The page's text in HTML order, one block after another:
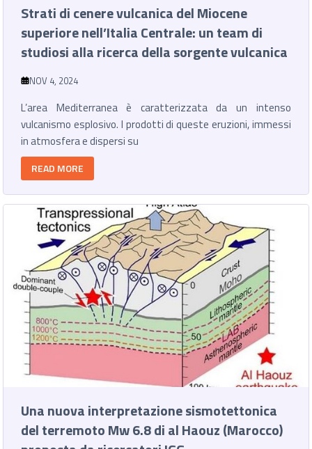
Strati di cenere vulcanica del Miocene
superiore nell’Italia Centrale: un team di
studiosi alla ricerca della sorgente vulcanica
NOV 4, 2024
L’area Mediterranea è caratterizzata da un intenso
vulcanismo esplosivo. I prodotti di queste eruzioni, immessi
in atmosfera e dispersi su
READ MORE
Una nuova interpretazione sismotettonica
del terremoto Mw 6.8 di al Haouz (Marocco)